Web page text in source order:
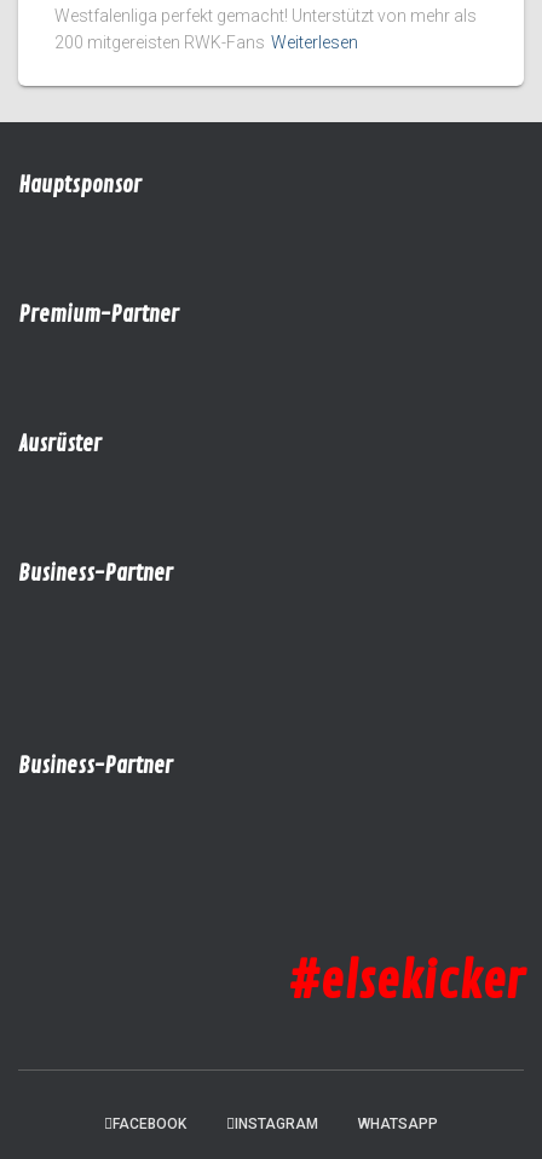
Westfalenliga perfekt gemacht! Unterstützt von mehr als
200 mitgereisten RWK-Fans Weiterlesen
Hauptsponsor
Premium-Partner
Ausrüster
Business-Partner
Business-Partner
#elsekicker
FACEBOOK INSTAGRAM WHATSAPP